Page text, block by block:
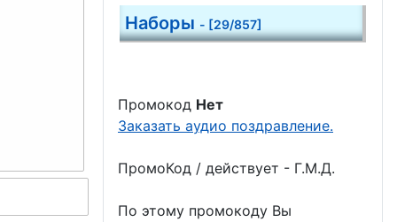
Наборы - [29/857]
Промокод Нет
Заказать аудио поздравление.
ПромоКод / действует - Г.М.Д.
По этому промокоду Вы